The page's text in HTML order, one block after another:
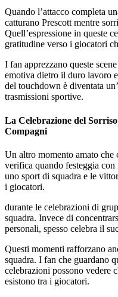
Quando l’attacco completa
catturano Prescott mentre
Quell’espressione in queste
gratitudine verso i giocatori
I fan apprezzano queste
emotiva dietro il duro lavoro
del touchdown è diventata
trasmissioni sportive.
La Celebrazione del
Compagni
Un altro momento amato
verifica quando festeggia
uno sport di squadra e le
i giocatori.
durante le celebrazioni di
squadra. Invece di
personali, spesso celebra il
Questi momenti rafforzano
squadra. I fan che guardano
celebrazioni possono vedere
esistono tra i giocatori.